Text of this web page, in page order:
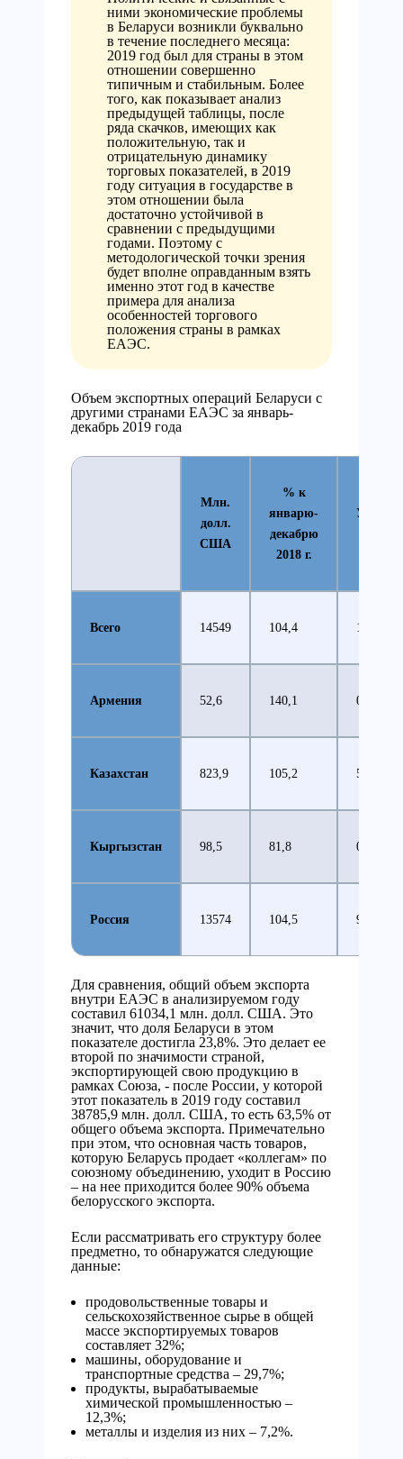
ними экономические проблемы
в Беларуси возникли буквально
в течение последнего месяца:
2019 год был для страны в этом
отношении совершенно
типичным и стабильным. Более
того, как показывает анализ
предыдущей таблицы, после
ряда скачков, имеющих как
положительную, так и
отрицательную динамику
торговых показателей, в 2019
году ситуация в государстве в
этом отношении была
достаточно устойчивой в
сравнении с предыдущими
годами. Поэтому с
методологической точки зрения
будет вполне оправданным взять
именно этот год в качестве
примера для анализа
особенностей торгового
положения страны в рамках
ЕАЭС.
Объем экспортных операций Беларуси с
другими странами ЕАЭС за январь-
декабрь 2019 года
Млн.
долл.
США
% к
январю-
декабрю
2018 г.
Всего 14549 104,4 100
Армения 52,6 140,1 0,3
Казахстан 823,9 105,2 5,7
Кыргызстан 98,5 81,8 0,7
Россия 13574 104,5 93,3
Для сравнения, общий объем экспорта
внутри ЕАЭС в анализируемом году
составил 61034,1 млн. долл. США. Это
значит, что доля Беларуси в этом
показателе достигла 23,8%. Это делает ее
второй по значимости страной,
экспортирующей свою продукцию в
рамках Союза, - после России, у которой
этот показатель в 2019 году составил
38785,9 млн. долл. США, то есть 63,5% от
общего объема экспорта. Примечательно
при этом, что основная часть товаров,
которую Беларусь продает «коллегам» по
союзному объединению, уходит в Россию
– на нее приходится более 90% объема
белорусского экспорта.
Если рассматривать его структуру более
предметно, то обнаружатся следующие
данные:
продовольственные товары и
сельскохозяйственное сырье в общей
массе экспортируемых товаров
составляет 32%;
машины, оборудование и
транспортные средства – 29,7%;
продукты, вырабатываемые
химической промышленностью –
12,3%;
металлы и изделия из них – 7,2%.